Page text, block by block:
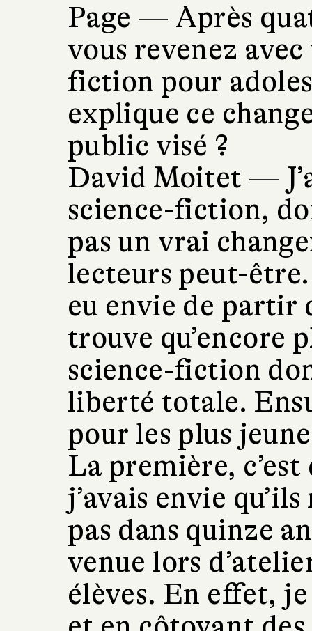
Page — Après
vous revenez
fiction pour
explique ce
public visé ?
David Moitet —
science-fiction,
pas un vrai
lecteurs peut-
eu envie de partir
trouve qu’encore
science-fiction
liberté totale.
pour les plus
La première, c’est
j’avais envie
pas dans quinze
venue lors
élèves. En effet,